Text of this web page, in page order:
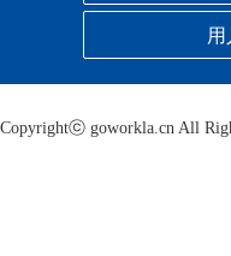
Copyrightⓒ goworkla.cn All